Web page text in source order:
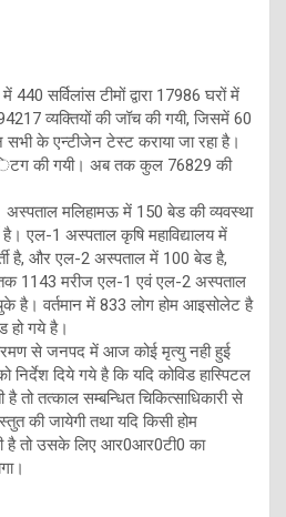
440 सर्विलांस टीमों द्वारा 17986 घरों में
व्यक्तियों की जॉच की गयी, जिसमें 60
सभी के एन्टीजेन टेस्ट कराया जा रहा है।
की गयी। अब तक कुल 76829 की
अस्पताल मलिहामऊ में 150 बेड की व्यवस्था
एल-1 अस्पताल कृषि महाविद्यालय में
है, और एल-2 अस्पताल में 100 बेड है,
1143 मरीज एल-1 एवं एल-2 अस्पताल
है। वर्तमान में 833 लोग होम आइसोलेट है
हो गये है।
से जनपद में आज कोई मृत्यु नही हुई
निर्देश दिये गये है कि यदि कोविड हास्पिटल
है तो तत्काल सम्बन्धित चिकित्साधिकारी से
की जायेगी तथा यदि किसी होम
है तो उसके लिए आर0आर0टी0 का